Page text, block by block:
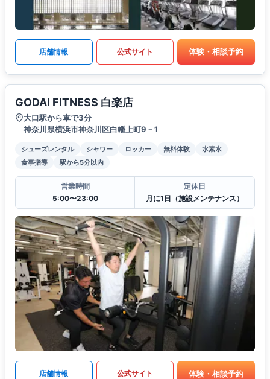
店舗情報 公式サイト 体験・相談予約
GODAI FITNESS 白楽店
大口駅から車で3分
神奈川県横浜市神奈川区白幡上町9－1
シューズレンタル シャワー ロッカー 無料体験
水素水
食事指導
駅から5分以内
営業時間
5:00〜23:00
定休日
月に1日（施設メンテナンス）
店舗情報 公式サイト 体験・相談予約